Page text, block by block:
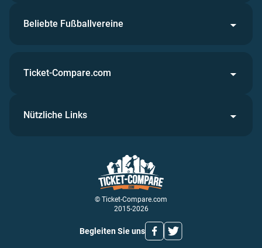
Beliebte Fußballvereine
© Ticket-Compare.com
2015-2026
Begleiten Sie uns
Ticket-Compare.com
Nützliche Links